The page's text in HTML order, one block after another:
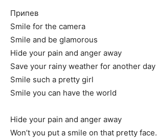
Припев
Smile for the camera
Smile and be glamorous
Hide your pain and anger away
Save your rainy weather for another day
Smile such a pretty girl
Smile you can have the world
Hide your pain and anger away
Won’t you put a smile on that pretty face.